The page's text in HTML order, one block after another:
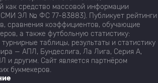
как средство массовой информации
СМИ ЭЛ № ФС 77-83883). Публикует рейтинги
сравнения коэффициентов, обучающие
а также футбольную статистику:
таблицы, результаты и статистику
— АПЛ, Бундеслига, Ла Лига, Серия А,
и другим. Сайт является партнёром
букмекеров.